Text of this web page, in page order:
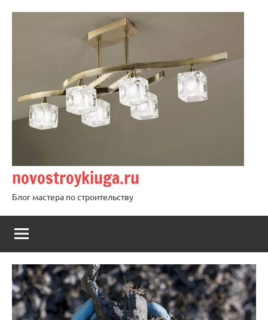
novostroykiuga.ru
Блог мастера по строительству